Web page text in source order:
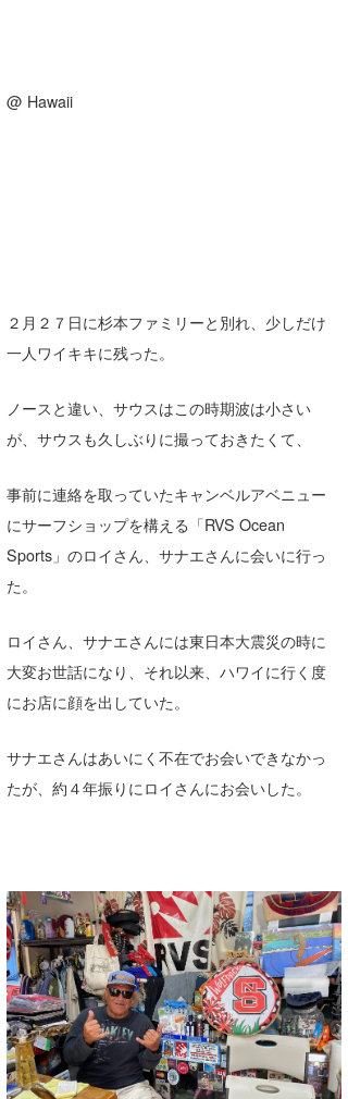
@ Hawaii
２月２７日に杉本ファミリーと別れ、少しだけ
一人ワイキキに残った。
ノースと違い、サウスはこの時期波は小さい
が、サウスも久しぶりに撮っておきたくて、
事前に連絡を取っていたキャンベルアベニュー
にサーフショップを構える「RVS Ocean
Sports」のロイさん、サナエさんに会いに行っ
た。
ロイさん、サナエさんには東日本大震災の時に
大変お世話になり、それ以来、ハワイに行く度
にお店に顔を出していた。
サナエさんはあいにく不在でお会いできなかっ
たが、約４年振りにロイさんにお会いした。
Yasunari Inoue
Yoshiyuki Obata
arukasvision
DELTA FORCE SURF
CBA Films
Colors MAGAZINE
WAVAL
福島寿実子
中浦“JET”章
嵯峨明日香
進士剛光
田原啓江
大野”MAR”修聖
喜納海人
波伝説スタッフ
☆加藤
+☆maki☆+
Aichan
chan-U
H
KID
KOBU
KY
mitz
OYZ
S.K
Soulman
VAGY
波伝説